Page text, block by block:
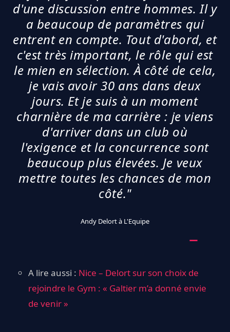
d'une discussion entre hommes. Il y
a beaucoup de paramètres qui
entrent en compte. Tout d'abord, et
c'est très important, le rôle qui est
le mien en sélection. À côté de cela,
je vais avoir 30 ans dans deux
jours. Et je suis à un moment
charnière de ma carrière : je viens
d'arriver dans un club où
l'exigence et la concurrence sont
beaucoup plus élevées. Je veux
mettre toutes les chances de mon
côté."
Andy Delort à L'Equipe
A lire aussi : Nice – Delort sur son choix de
rejoindre le Gym : « Galtier m’a donné envie
de venir »